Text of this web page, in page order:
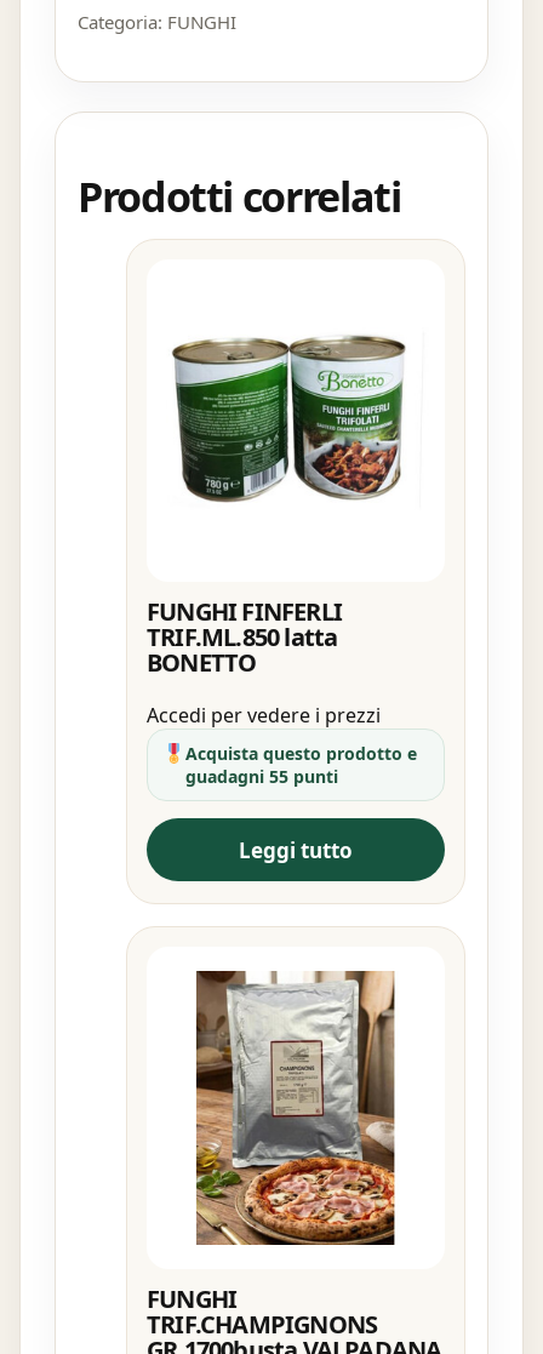
Categoria: FUNGHI
Prodotti correlati
FUNGHI FINFERLI
TRIF.ML.850 latta
BONETTO
Accedi per vedere i prezzi
Acquista questo prodotto e
guadagni 55 punti
Leggi tutto
FUNGHI
TRIF.CHAMPIGNONS